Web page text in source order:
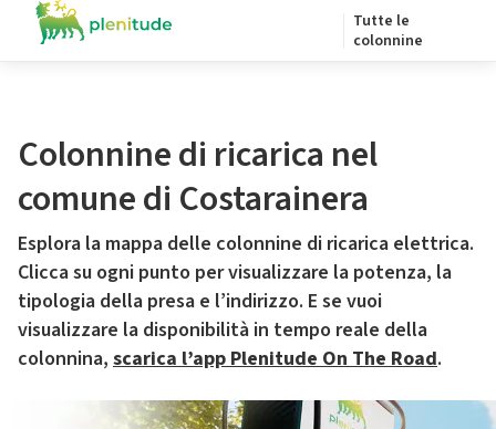
Tutte le
colonnine
Colonnine di ricarica nel
comune di Costarainera
Esplora la mappa delle colonnine di ricarica elettrica.
Clicca su ogni punto per visualizzare la potenza, la
tipologia della presa e l’indirizzo. E se vuoi
visualizzare la disponibilità in tempo reale della
colonnina, scarica l’app Plenitude On The Road.